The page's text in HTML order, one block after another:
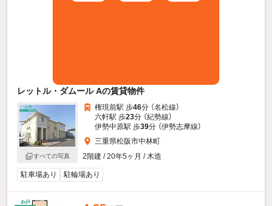
レットル・ダムール Aの賃貸物件
すべての写真
権現前駅 歩46分 （名松線）
六軒駅 歩23分 （紀勢線）
伊勢中原駅 歩39分 （伊勢志摩線）
三重県松阪市中林町
2階建 / 20年5ヶ月 / 木造
駐車場あり 駐輪場あり